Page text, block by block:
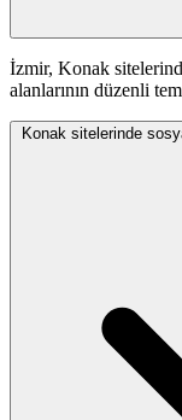
İzmir, Konak
alanlarının düzenli
Konak sitelerinde